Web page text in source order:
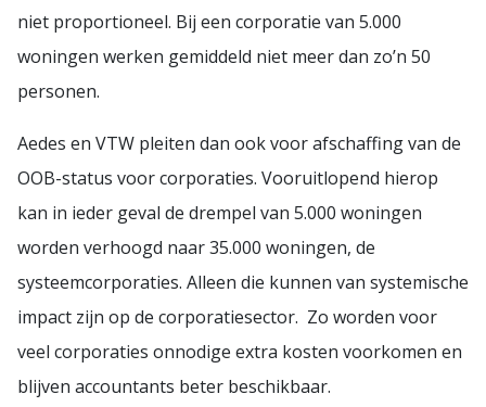
niet proportioneel. Bij een corporatie van 5.000
woningen werken gemiddeld niet meer dan zo’n 50
personen.
Aedes en VTW pleiten dan ook voor afschaffing van de
OOB-status voor corporaties. Vooruitlopend hierop
kan in ieder geval de drempel van 5.000 woningen
worden verhoogd naar 35.000 woningen, de
systeemcorporaties. Alleen die kunnen van systemische
impact zijn op de corporatiesector. Zo worden voor
veel corporaties onnodige extra kosten voorkomen en
blijven accountants beter beschikbaar.